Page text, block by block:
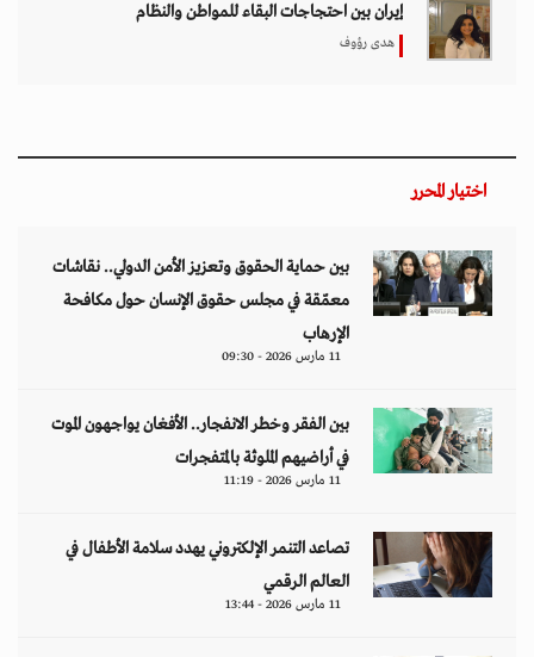
إيران بين احتجاجات البقاء للمواطن والنظام
هدى رؤوف
اختيار المحرر
بين حماية الحقوق وتعزيز الأمن الدولي.. نقاشات
معمّقة في مجلس حقوق الإنسان حول مكافحة
الإرهاب
11 مارس 2026 - 09:30
بين الفقر وخطر الانفجار.. الأفغان يواجهون الموت
في أراضيهم الملوثة بالمتفجرات
11 مارس 2026 - 11:19
تصاعد التنمر الإلكتروني يهدد سلامة الأطفال في
العالم الرقمي
11 مارس 2026 - 13:44